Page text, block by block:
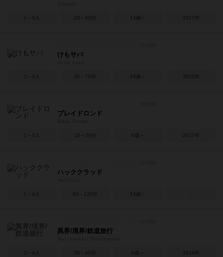
1～4人 20～40分 14歳～ 2017年
けもサバ
1～4人 40～70分 10歳～ 2022年
ブレイドロンド
1～2人 10～20分 8歳～ 2017年
ハッククラッド
1～4人 90～120分 14歳～
異界/境界/鉄道旅行
2～4人 30～45分 8歳～ 2019年